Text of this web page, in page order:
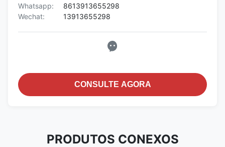
Whatsapp:
8613913655298
Wechat:
13913655298
CONSULTE AGORA
PRODUTOS CONEXOS